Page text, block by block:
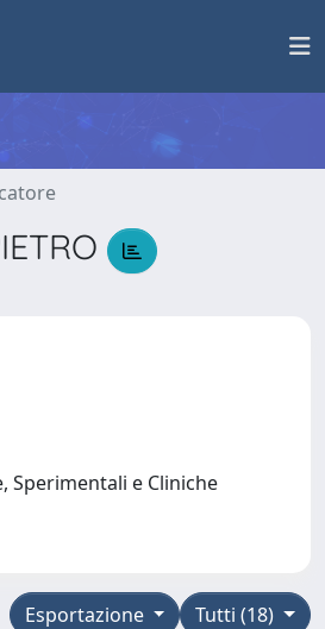
Sperimentali e Cliniche
Tutti (18)
Esportazione